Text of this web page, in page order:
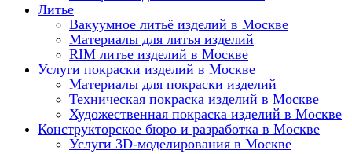
Литье
Вакуумное литьё изделий в Москве
Материалы для литья изделий
RIM литье изделий в Москве
Услуги покраски изделий в Москве
Материалы для покраски изделий
Техническая покраска изделий в Москве
Художественная покраска изделий в Москве
Конструкторское бюро и разработка в Москве
Услуги 3D-моделирования в Москве